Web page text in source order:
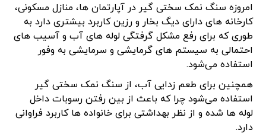
امروزه سنگ نمک سختی گیر در آپارتمان ها، منازل مسکونی،
کارخانه های دارای دیگ بخار و رزین کاربرد بیشتری دارد به
طوری که برای رفع مشکل گرفتگی لوله های آب و آسیب های
احتمالی به سیستم های گرمایشی و سرمایشی به وفور
استفاده می‌شود.
همچنین برای طعم زدایی آب، از سنگ نمک سختی گیر
استفاده می‌شود چرا که باعث از بین رفتن رسوبات داخل
لوله ها شده و از نظر بهداشتی برای خانواده ها کاربرد فراوانی
دارد.